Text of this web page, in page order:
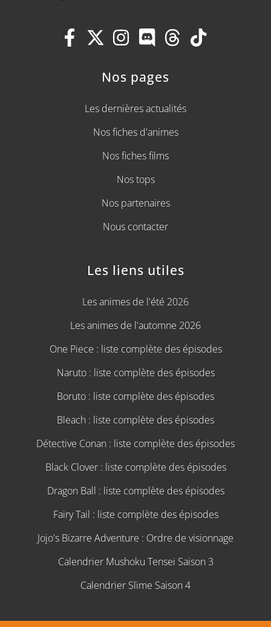
Nos pages
Les dernières actualités
Nos fiches d'animes
Nos fiches films
Nos tops
Nos partenaires
Nous contacter
Les liens utiles
Les animes de l'été 2026
Les animes de l'automne 2026
One Piece : liste complète des épisodes
Naruto : liste complète des épisodes
Boruto : liste complète des épisodes
Bleach : liste complète des épisodes
Détective Conan : liste complète des épisodes
Black Clover : liste complète des épisodes
Dragon Ball : liste complète des épisodes
Fairy Tail : liste complète des épisodes
Jojo's Bizarre Adventure : Ordre de visionnage
Calendrier Mushoku Tensei Saison 3
Calendrier Slime Saison 4